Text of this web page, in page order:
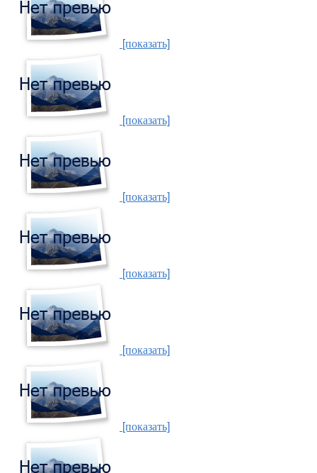
[показать]
[показать]
[показать]
[показать]
[показать]
[показать]